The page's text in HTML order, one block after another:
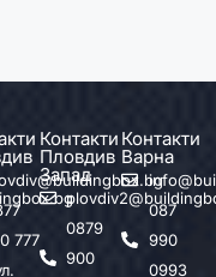
777
Контакти
Пловдив
Запад
0879
900
Контакти
Варна
087
990
0993